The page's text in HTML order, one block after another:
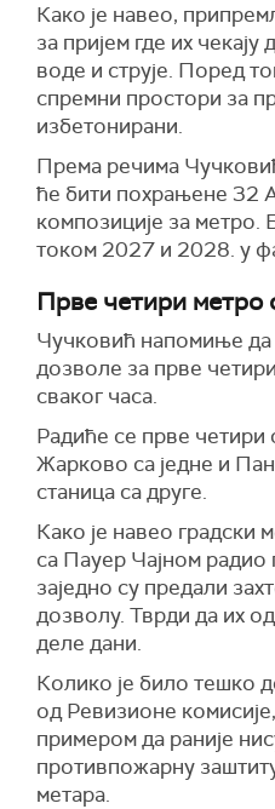
Како је навео,
за пријем где их
воде и струје. Поред
спремни простори за
избетонирани.
Према речима
ће бити похрањене 32
композиције за метро.
током 2027 и 2028. у
Прве четири метро
Чучковић напомиње да
дозволе за прве
сваког часа.
Радиће се прве четири
Жарково са једне и
станица са друге.
Како је навео градски
са Пауер Чајном радио
заједно су предали
дозволу. Тврди да их
деле дани.
Колико је било тешко
од Ревизионе
примером да раније
противпожарну
метара.